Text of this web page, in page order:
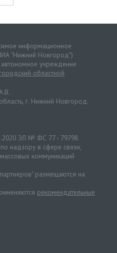
информационное
"Нижний Новгород")
учреждение
областной
г. Нижний Новгород.
ЭЛ № ФС 77 - 79798.
надзору в сфере связи,
коммуникаций
размещаются на
рекомендательные